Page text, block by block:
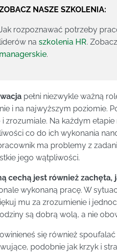
NASZE SZKOLENIA:
rozpoznawać potrzeby
liderów na szkolenia HR.
managerskie.
pełni niezwykle ważną
i na najwyższym poziomie.
i zrozumiale. Na każdym
co do ich wykonania
ma problemy z
jego wątpliwości.
cechą jest również zachęta,
wykonaną pracę. W
mu za zrozumienie i
są dobrą wolą, a nie
się również
podobnie jak krzyk i